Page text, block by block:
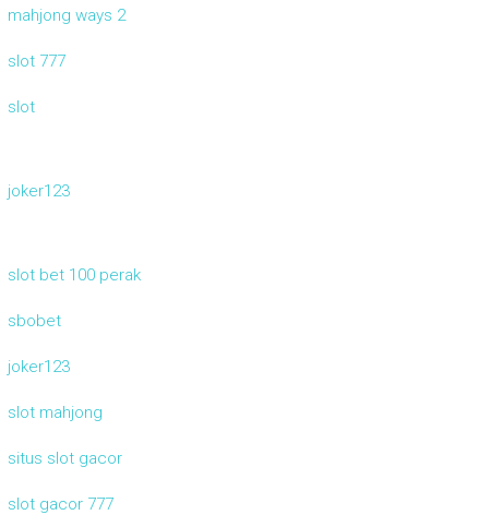
mahjong ways 2
slot 777
slot
joker123
slot bet 100 perak
sbobet
joker123
slot mahjong
situs slot gacor
slot gacor 777